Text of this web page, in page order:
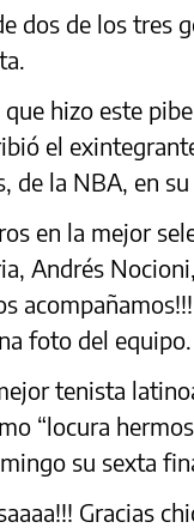
dos de los tres
hizo este
el
de la NBA, en
en la mejor
Andrés
foto del equipo.
tenista
“locura
su sexta
Gracias